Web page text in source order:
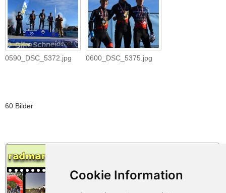
0590_DSC_5372.jpg 0600_DSC_5375.jpg
60 Bilder